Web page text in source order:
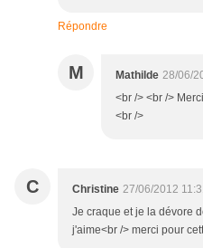
Répondre
M Mathilde 28/06/
<br /> <br />
<br />
C Christine 27/06/2012
Je craque et je la dévore
j'aime<br /> merci pour